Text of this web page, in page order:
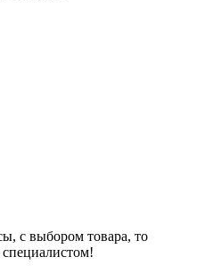
с выбором товара, то